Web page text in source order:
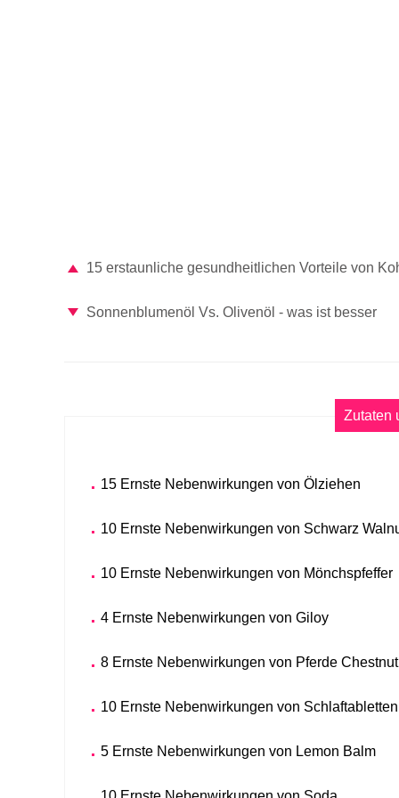
15 erstaunliche gesundheitlichen Vorteile von
Sonnenblumenöl Vs. Olivenöl - was ist besser
Zutaten
15 Ernste Nebenwirkungen von Ölziehen
10 Ernste Nebenwirkungen von Schwarz
10 Ernste Nebenwirkungen von Mönchspfeffer
4 Ernste Nebenwirkungen von Giloy
8 Ernste Nebenwirkungen von Pferde Chestnut
10 Ernste Nebenwirkungen von Schlaftabletten
5 Ernste Nebenwirkungen von Lemon Balm